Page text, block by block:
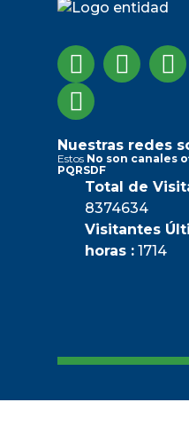
Nuestras redes
Estos No son canales
PQRSDF
Total de
8374634
Visitantes
horas : 1714